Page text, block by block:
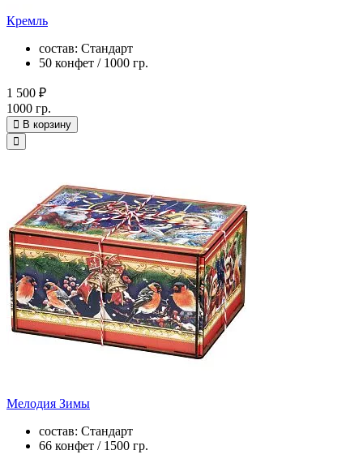
Кремль
состав: Стандарт
50 конфет / 1000 гр.
1 500 ₽
1000 гр.
В корзину
Мелодия Зимы
состав: Стандарт
66 конфет / 1500 гр.